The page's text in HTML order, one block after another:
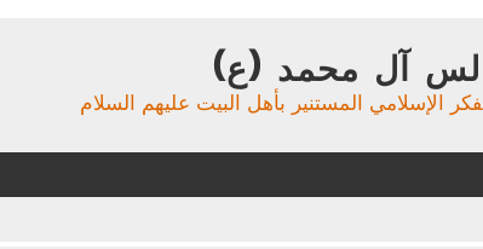
آل محمد (ع)
الإسلامي المستنير بأهل البيت عليهم السلام